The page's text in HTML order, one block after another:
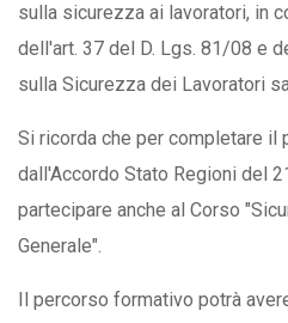
sulla sicurezza ai lavoratori, in
dell'art. 37 del D. Lgs. 81/08 e
sulla Sicurezza dei Lavoratori
Si ricorda che per completare
dall'Accordo Stato Regioni del
partecipare anche al Corso
Generale".
Il percorso formativo potrà